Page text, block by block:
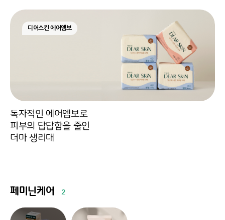
디어스킨 에어엠보
독자적인 에어엠보로
피부의 답답함을 줄인
더마 생리대
페미닌케어 2